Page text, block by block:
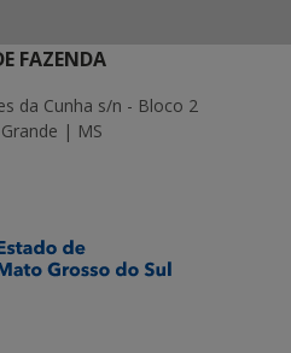
FAZENDA
da Cunha s/n - Bloco 2
| MS